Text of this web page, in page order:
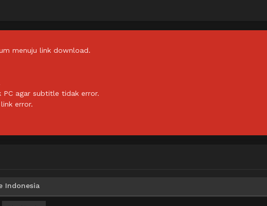
menuju link download.
PC agar subtitle tidak error.
error.
Indonesia